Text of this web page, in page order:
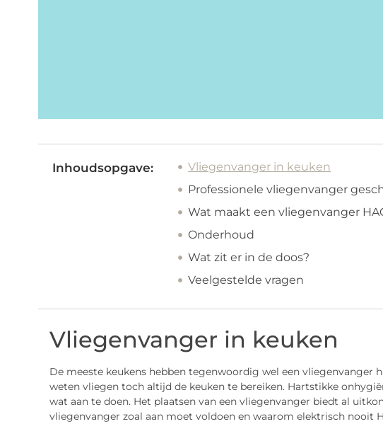
Inhoudsopgave:
Vliegenvanger in keuken
Professionele vliegenvanger
Wat maakt een vliegenvanger
Onderhoud
Wat zit er in de doos?
Veelgestelde vragen
Vliegenvanger in keuken
De meeste keukens hebben tegenwoordig wel een vliegenvanger
weten vliegen toch altijd de keuken te bereiken. Hartstikke
wat aan te doen. Het plaatsen van een vliegenvanger biedt al
vliegenvanger zoal aan moet voldoen en waarom elektrisch nooit